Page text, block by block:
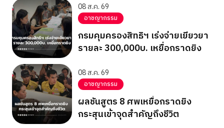
08 ส.ค. 69
อาชญากรรม
กรมคุมครองสิทธิฯ เร่งจ่ายเยียวยา
รายละ 300,000บ. เหยื่อกราดยิง
08 ส.ค. 69
อาชญากรรม
ผลชันสูตร 8 ศพเหยื่อกราดยิง
กระสุนเข้าจุดสำคัญถึงชีวิต